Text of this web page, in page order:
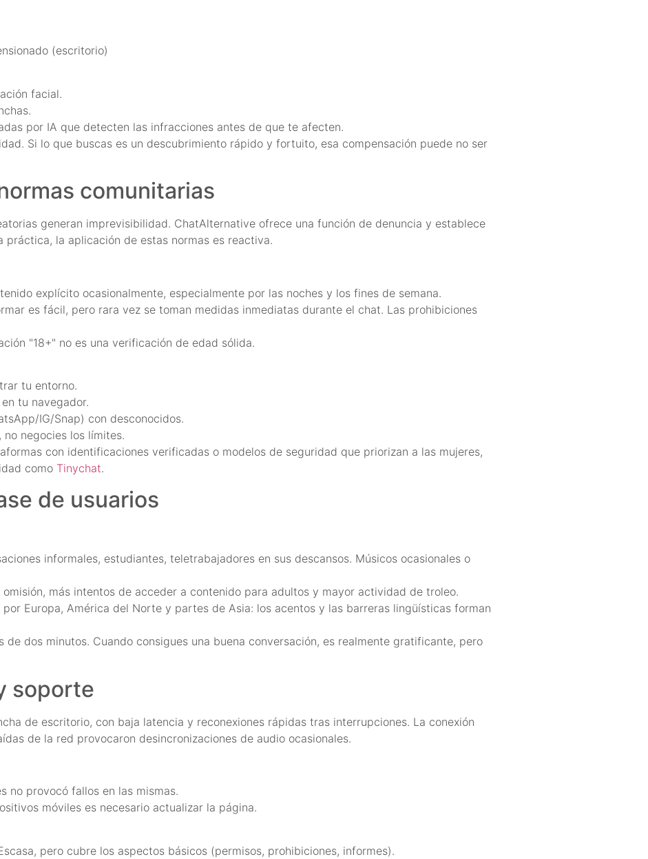
(escritorio)
facial.
por IA que detecten las infracciones antes de que te afecten.
Si lo que buscas es un descubrimiento rápido y fortuito, esa compensación puede no ser
comunitarias
generan imprevisibilidad. ChatAlternative ofrece una función de denuncia y establece
práctica, la aplicación de estas normas es reactiva.
explícito ocasionalmente, especialmente por las noches y los fines de semana.
es fácil, pero rara vez se toman medidas inmediatas durante el chat. Las prohibiciones
"18+" no es una verificación de edad sólida.
tu entorno.
tu navegador.
IG/Snap) con desconocidos.
negocies los límites.
con identificaciones verificadas o modelos de seguridad que priorizan a las mujeres,
como Tinychat.
de usuarios
informales, estudiantes, teletrabajadores en sus descansos. Músicos ocasionales o
más intentos de acceder a contenido para adultos y mayor actividad de troleo.
Europa, América del Norte y partes de Asia: los acentos y las barreras lingüísticas forman
dos minutos. Cuando consigues una buena conversación, es realmente gratificante, pero
soporte
de escritorio, con baja latencia y reconexiones rápidas tras interrupciones. La conexión
de la red provocaron desincronizaciones de audio ocasionales.
no provocó fallos en las mismas.
móviles es necesario actualizar la página.
pero cubre los aspectos básicos (permisos, prohibiciones, informes).